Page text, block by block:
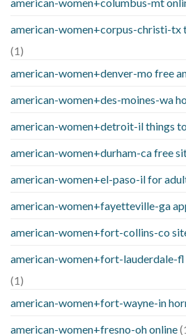
american-women+corpus-christi-tx
(1)
american-women+denver-mo free
american-women+des-moines-wa
american-women+detroit-il things
american-women+durham-ca free
american-women+el-paso-il for
american-women+fayetteville-ga
american-women+fort-collins-co
american-women+fort-lauderdale-fl
(1)
american-women+fort-wayne-in
american-women+fresno-oh online